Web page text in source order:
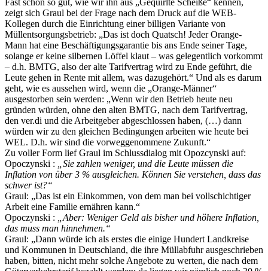
Fast schon so gut, wie wir ihn aus „Gequirlte Scheiße“ kennen,
zeigt sich Graul bei der Frage nach dem Druck auf die WEB-
Kollegen durch die Einrichtung einer billigen Variante von
Müllentsorgungsbetrieb: „Das ist doch Quatsch! Jeder Orange-
Mann hat eine Beschäftigungsgarantie bis ans Ende seiner Tage,
solange er keine silbernen Löffel klaut – was gelegentlich vorkommt
– d.h. BMTG, also der alte Tarifvertrag wird zu Ende geführt, die
Leute gehen in Rente mit allem, was dazugehört.“ Und als es darum
geht, wie es aussehen wird, wenn die „Orange-Männer“
ausgestorben sein werden: „Wenn wir den Betrieb heute neu
gründen würden, ohne den alten BMTG, nach dem Tarifvertrag,
den ver.di und die Arbeitgeber abgeschlossen haben, (…) dann
würden wir zu den gleichen Bedingungen arbeiten wie heute bei
WEL. D.h. wir sind die vorweggenommene Zukunft.“
Zu voller Form lief Graul im Schlussdialog mit Opozcynski auf:
Opoczynski : „Sie zahlen weniger, und die Leute müssen die
Inflation von über 3 % ausgleichen. Können Sie verstehen, dass das
schwer ist?“
Graul: „Das ist ein Einkommen, von dem man bei vollschichtiger
Arbeit eine Familie ernähren kann.“
Opoczynski : „Aber: Weniger Geld als bisher und höhere Inflation,
das muss man hinnehmen.“
Graul: „Dann würde ich als erstes die einige Hundert Landkreise
und Kommunen in Deutschland, die ihre Müllabfuhr ausgeschrieben
haben, bitten, nicht mehr solche Angebote zu werten, die nach dem